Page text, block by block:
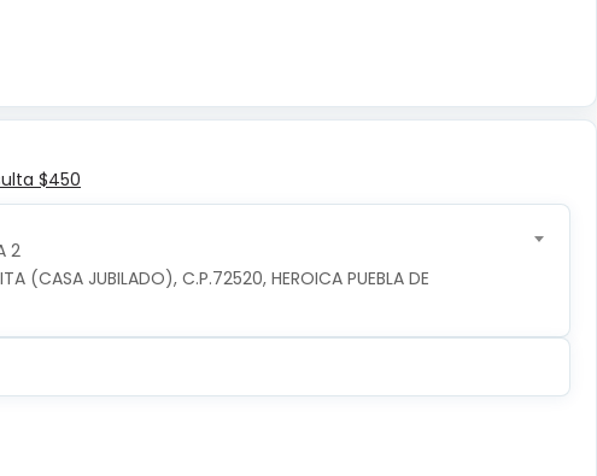
$450
2
(CASA JUBILADO), C.P.72520, HEROICA PUEBLA DE